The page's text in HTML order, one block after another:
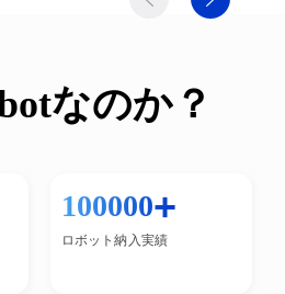
なのか？
100000+
ロボット納入実績